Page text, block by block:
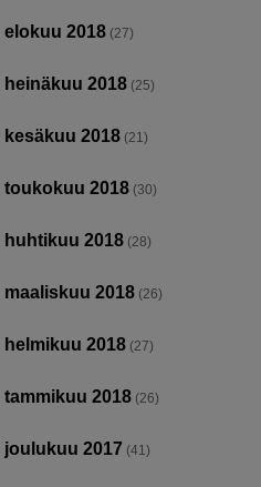
elokuu 2018 (27)
heinäkuu 2018 (25)
kesäkuu 2018 (21)
toukokuu 2018 (30)
huhtikuu 2018 (28)
maaliskuu 2018 (26)
helmikuu 2018 (27)
tammikuu 2018 (26)
joulukuu 2017 (41)